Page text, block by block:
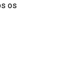
os